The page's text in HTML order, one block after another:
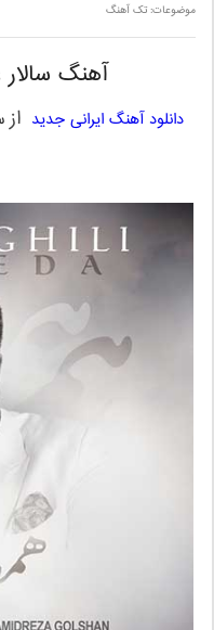
موضوعات:تک آهنگ
آهنگ
دانلود آهنگ ایرانی جدید از